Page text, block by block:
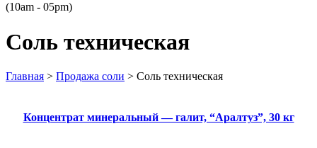
(10am - 05pm)
Соль техническая
Главная > Продажа соли > Соль техническая
Концентрат минеральный — галит, “Аралтуз”, 30 кг